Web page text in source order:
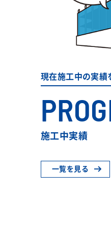
現在施工中の実績
施工中実績
一覧を見る